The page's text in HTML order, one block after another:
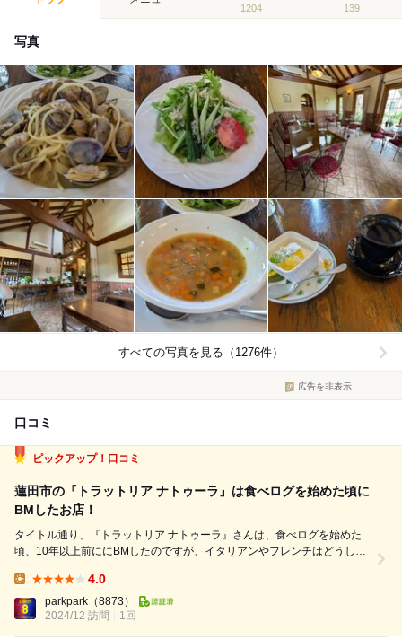
1204 139
写真
すべての写真を見る（1276件）
広告を非表示
口コミ
ピックアップ！口コミ
蓮田市の『トラットリア ナトゥーラ』は食べログを始めた頃に
BMしたお店！
タイトル通り、『トラットリア ナトゥーラ』さんは、食べログを始めた
頃、10年以上前ににBMしたのですが、イタリアンやフレンチはどうして
舗にはなんとか行こうと思い、意を決して行ってまいりました。 オシャ
レな洋風の建物、庭を通り抜...
4.0
parkpark （8873）
2024/12 訪問
1回